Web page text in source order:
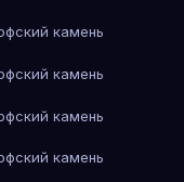
камень
камень
камень
камень